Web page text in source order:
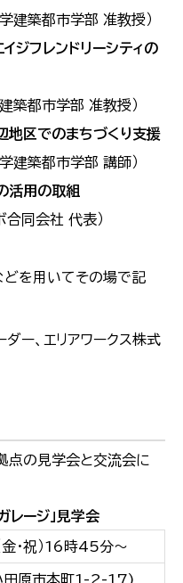
建築都市学部 准教授）
ジフレンドリーシティの
築都市学部 准教授）
地区でのまちづくり支援
建築都市学部 講師）
活用の取組
合同会社 代表）
どを用いてその場で記
ダー、エリアワークス株式
点の見学会と交流会に
ージ」見学会
・祝）16時45分～
田原市本町1-2-17)